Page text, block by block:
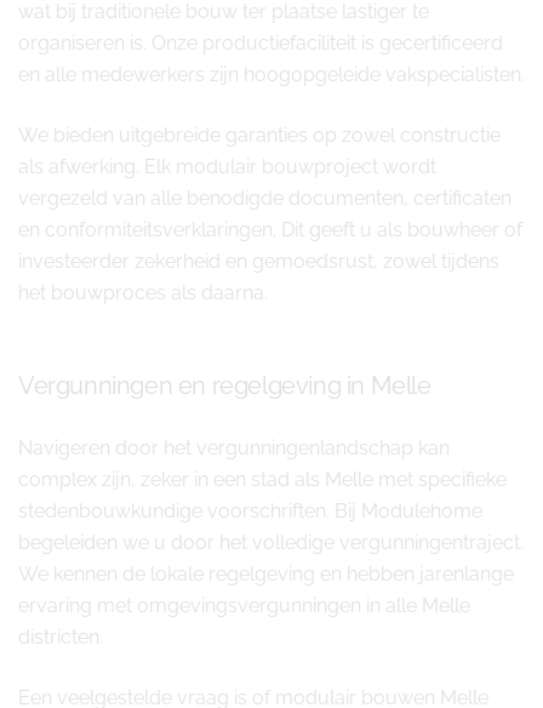
wat bij traditionele bouw ter plaatse lastiger te
organiseren is. Onze productiefaciliteit is gecertificeerd
en alle medewerkers zijn hoogopgeleide vakspecialisten.
We bieden uitgebreide garanties op zowel constructie
als afwerking. Elk modulair bouwproject wordt
vergezeld van alle benodigde documenten, certificaten
en conformiteitsverklaringen. Dit geeft u als bouwheer of
investeerder zekerheid en gemoedsrust, zowel tijdens
het bouwproces als daarna.
Vergunningen en regelgeving in Melle
Navigeren door het vergunningenlandschap kan
complex zijn, zeker in een stad als Melle met specifieke
stedenbouwkundige voorschriften. Bij Modulehome
begeleiden we u door het volledige vergunningentraject.
We kennen de lokale regelgeving en hebben jarenlange
ervaring met omgevingsvergunningen in alle Melle
districten.
Een veelgestelde vraag is of modulair bouwen Melle